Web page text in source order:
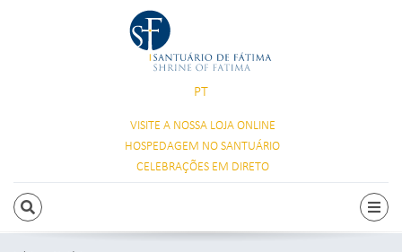
PT
VISITE A NOSSA LOJA ONLINE
HOSPEDAGEM NO SANTUÁRIO
CELEBRAÇÕES EM DIRETO
PESQUISAR